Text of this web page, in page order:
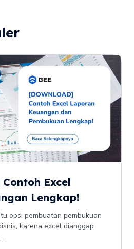
Excel
Lengkap!
opsi pembuatan pembukuan
karena excel dianggap